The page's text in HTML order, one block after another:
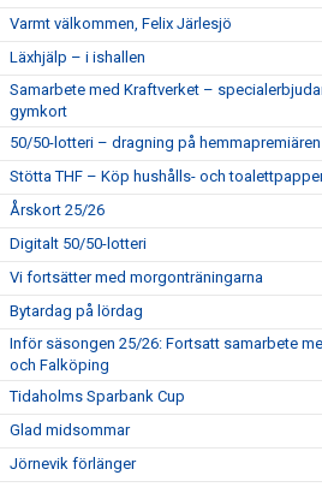
Varmt välkommen, Felix Järlesjö
Läxhjälp – i ishallen
Samarbete med Kraftverket –
gymkort
50/50-lotteri – dragning på hemmapremiären
Stötta THF – Köp hushålls- och
Årskort 25/26
Digitalt 50/50-lotteri
Vi fortsätter med morgonträningarna
Bytardag på lördag
Inför säsongen 25/26: Fortsatt samarbete
och Falköping
Tidaholms Sparbank Cup
Glad midsommar
Jörnevik förlänger